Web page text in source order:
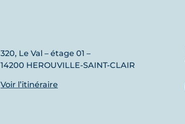
320, Le Val – étage 01 –
14200 HEROUVILLE-SAINT-CLAIR
Voir l’itinéraire